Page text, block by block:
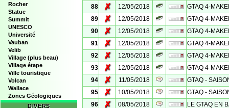
Rocher
Statue
Summit
UNESCO
Université
Vauban
Velib
Village (plus beau)
Village étape
Ville touristique
Volcan
Wallace
Zones Géologiques
DIVERS
88
✗ 12/05/2018
GTAQ 4-
89
✗ 12/05/2018
GTAQ 4-
90
✗ 12/05/2018
GTAQ 4-
91
✗ 12/05/2018
GTAQ 4-
92
✗ 12/05/2018
GTAQ 4-
93
✗ 12/05/2018
GTAQ 4-
94
✗ 11/05/2018
GTAQ -
95
✗ 10/05/2018
GTAQ -
96
✗ 08/05/2018
LE GTAQ EN